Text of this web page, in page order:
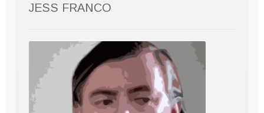
JESS FRANCO